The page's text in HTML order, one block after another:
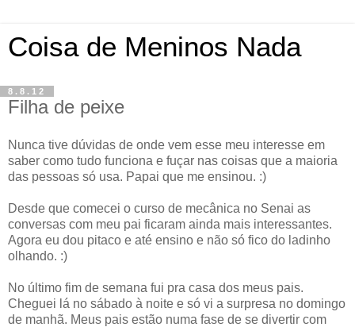
Coisa de Meninos Nada
8.8.12
Filha de peixe
Nunca tive dúvidas de onde vem esse meu interesse em
saber como tudo funciona e fuçar nas coisas que a maioria
das pessoas só usa. Papai que me ensinou. :)
Desde que comecei o curso de mecânica no Senai as
conversas com meu pai ficaram ainda mais interessantes.
Agora eu dou pitaco e até ensino e não só fico do ladinho
olhando. :)
No último fim de semana fui pra casa dos meus pais.
Cheguei lá no sábado à noite e só vi a surpresa no domingo
de manhã. Meus pais estão numa fase de se divertir com